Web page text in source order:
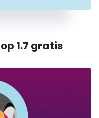
1.7 gratis